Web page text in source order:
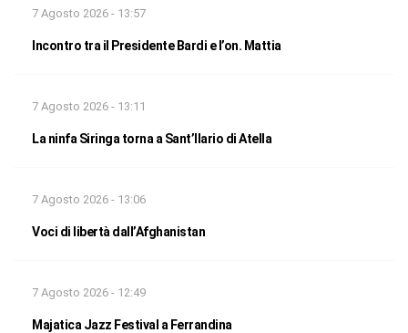
7 Agosto 2026 - 13:57
Incontro tra il Presidente Bardi e l’on. Mattia
7 Agosto 2026 - 13:11
La ninfa Siringa torna a Sant’Ilario di Atella
7 Agosto 2026 - 13:06
Voci di libertà dall’Afghanistan
7 Agosto 2026 - 12:49
Majatica Jazz Festival a Ferrandina